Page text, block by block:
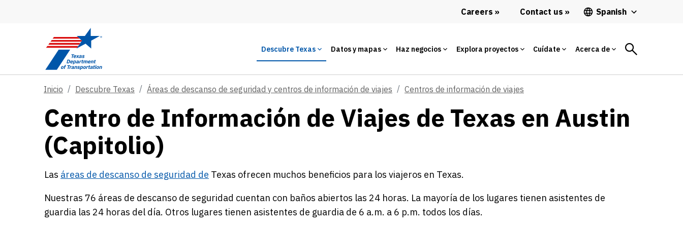
Careers Contact us Spanish
Descubre Texas Datos y mapas Haz negocios Explora proyectos Cuídate Acerca de
Inicio Descubre Texas Áreas de descanso de seguridad y centros de información de viajes Centros de información de viajes
Centro de Información de Viajes de Texas en Austin
(Capitolio)
Las áreas de descanso de seguridad de Texas ofrecen muchos beneficios para los viajeros en Texas.
Nuestras 76 áreas de descanso de seguridad cuentan con baños abiertos las 24 horas. La mayoría de los lugares tienen asistentes de
guardia las 24 horas del día. Otros lugares tienen asistentes de guardia de 6 a.m. a 6 p.m. todos los días.